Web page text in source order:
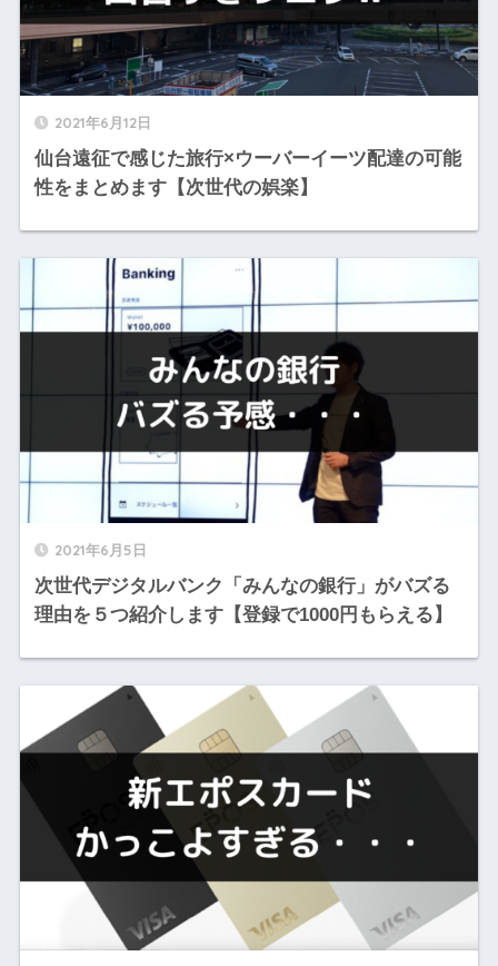
2021年6月12日
仙台遠征で感じた旅行×ウーバーイーツ配達の可能
性をまとめます【次世代の娯楽】
2021年6月5日
次世代デジタルバンク「みんなの銀行」がバズる
理由を５つ紹介します【登録で1000円もらえる】